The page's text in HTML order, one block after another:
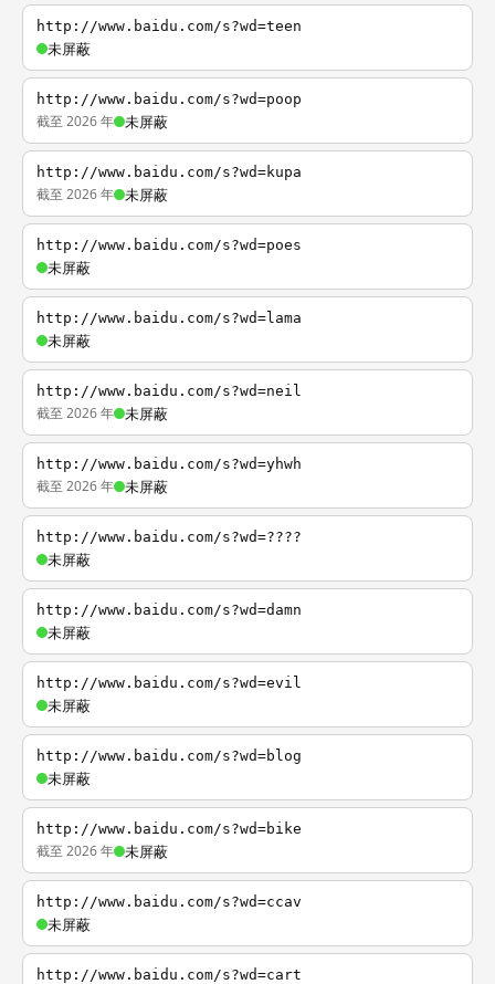
http://www.baidu.com/s?wd=teen
未屏蔽
http://www.baidu.com/s?wd=poop
截至 2026 年 未屏蔽
http://www.baidu.com/s?wd=kupa
截至 2026 年 未屏蔽
http://www.baidu.com/s?wd=poes
未屏蔽
http://www.baidu.com/s?wd=lama
未屏蔽
http://www.baidu.com/s?wd=neil
截至 2026 年 未屏蔽
http://www.baidu.com/s?wd=yhwh
截至 2026 年 未屏蔽
http://www.baidu.com/s?wd=????
未屏蔽
http://www.baidu.com/s?wd=damn
未屏蔽
http://www.baidu.com/s?wd=evil
未屏蔽
http://www.baidu.com/s?wd=blog
未屏蔽
http://www.baidu.com/s?wd=bike
截至 2026 年 未屏蔽
http://www.baidu.com/s?wd=ccav
未屏蔽
http://www.baidu.com/s?wd=cart